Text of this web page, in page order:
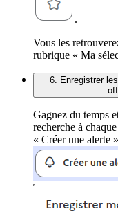
.
Vous les
rubrique « Ma
6. Enregistrer
Gagnez du temps
recherche à
« Créer une alerte